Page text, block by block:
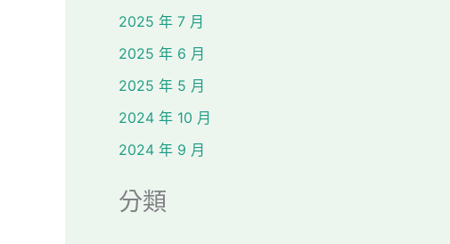
2025 年 7 月
2025 年 6 月
2025 年 5 月
2024 年 10 月
2024 年 9 月
分類